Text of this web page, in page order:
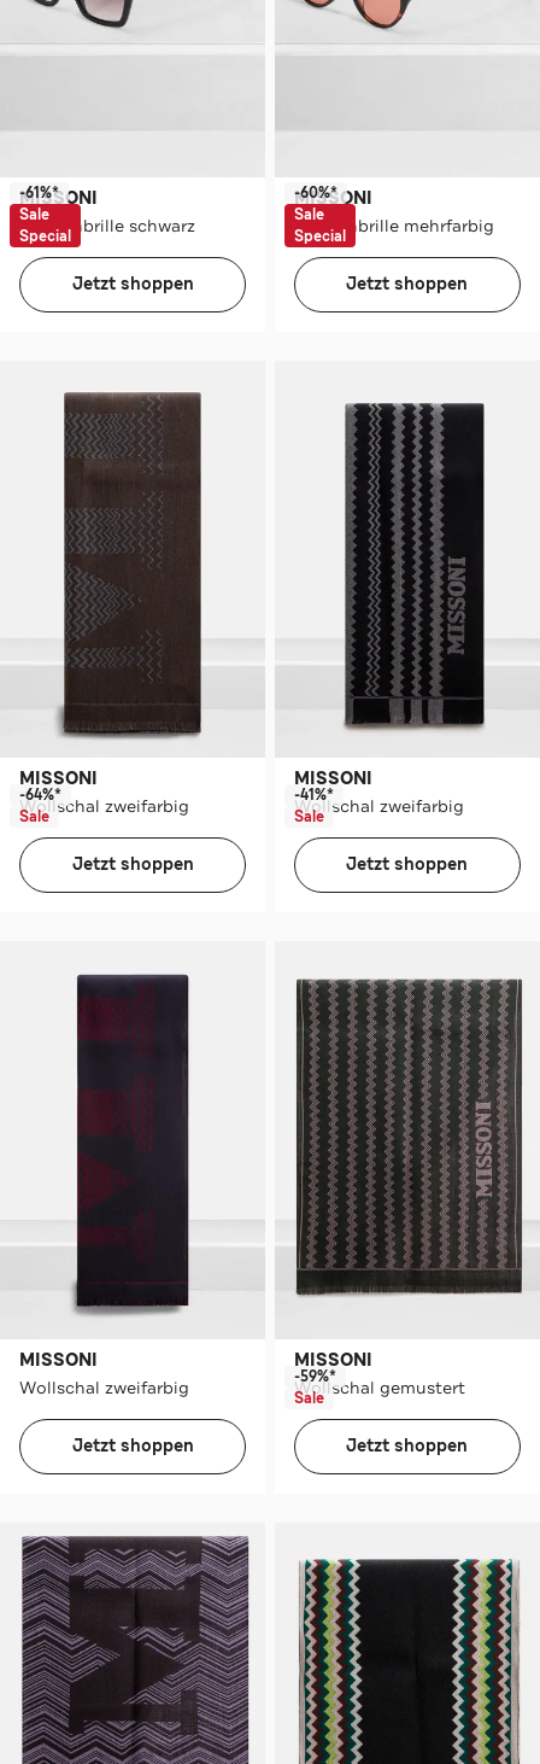
MISSONI
Sonnenbrille schwarz
-61%*
Sale
Special
Jetzt shoppen
MISSONI
Sonnenbrille mehrfarbig
-60%*
Sale
Special
Jetzt shoppen
MISSONI
Wollschal zweifarbig
-64%*
Sale
Jetzt shoppen
MISSONI
Wollschal zweifarbig
-41%*
Sale
Jetzt shoppen
MISSONI
Wollschal zweifarbig
Jetzt shoppen
MISSONI
Wollschal gemustert
-59%*
Sale
Jetzt shoppen